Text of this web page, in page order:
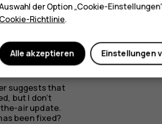
it occur?
rolled
affected?
suggests that
but I don’t
air update.
been fixed?
der Option „Cookie-
Cookie-Richtlinie.
Einstellungen
Alle akzeptieren